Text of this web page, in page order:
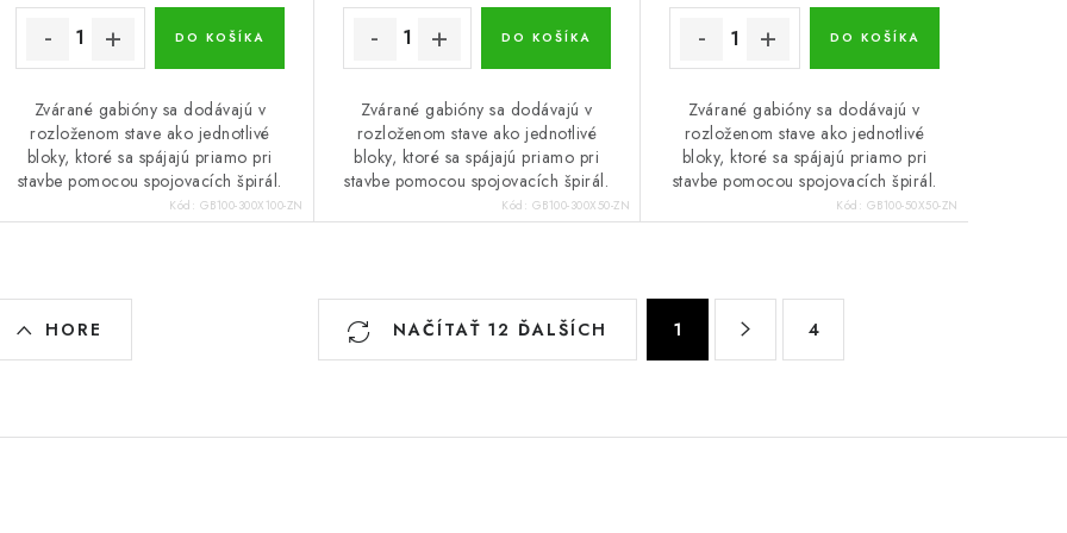
DO KOŠÍKA
Zvárané gabióny sa dodávajú v
rozloženom stave ako jednotlivé
bloky, ktoré sa spájajú priamo pri
stavbe pomocou spojovacích špirál.
Kód: GB100-300X100-ZN
DO KOŠÍKA
Zvárané gabióny sa dodávajú v
rozloženom stave ako jednotlivé
bloky, ktoré sa spájajú priamo pri
stavbe pomocou spojovacích špirál.
Kód: GB100-300X50-ZN
DO KOŠÍKA
Zvárané gabióny sa dodávajú v
rozloženom stave ako jednotlivé
bloky, ktoré sa spájajú priamo pri
stavbe pomocou spojovacích špirál.
Kód: GB100-50X50-ZN
NAČÍTAŤ 12 ĎALŠÍCH
n
1 4
HORE